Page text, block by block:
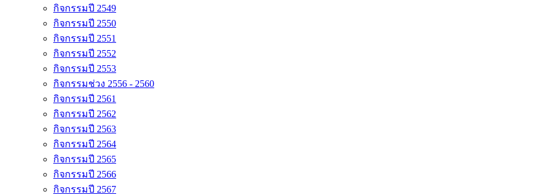
กิจกรรมปี 2549
กิจกรรมปี 2550
กิจกรรมปี 2551
กิจกรรมปี 2552
กิจกรรมปี 2553
กิจกรรมช่วง 2556 - 2560
กิจกรรมปี 2561
กิจกรรมปี 2562
กิจกรรมปี 2563
กิจกรรมปี 2564
กิจกรรมปี 2565
กิจกรรมปี 2566
กิจกรรมปี 2567